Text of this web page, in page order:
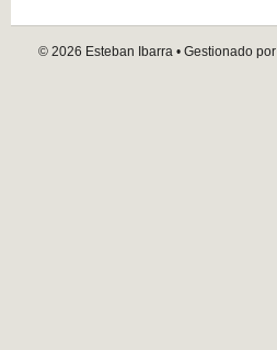
© 2026 Esteban Ibarra • Gestionado por